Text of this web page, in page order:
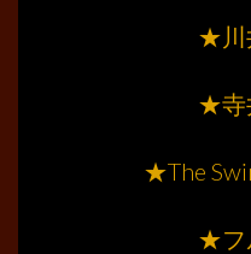
★川
★寺
★The
★フ